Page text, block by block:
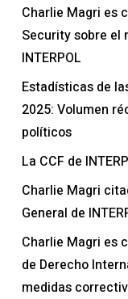
Charlie Magri es
Security sobre el
INTERPOL
Estadísticas de
2025: Volumen
políticos
La CCF de
Charlie Magri
General de
Charlie Magri es
de Derecho
medidas